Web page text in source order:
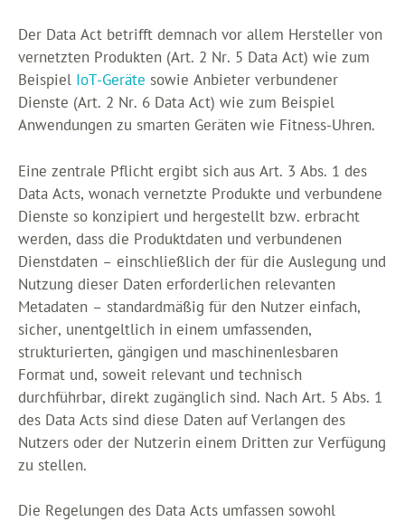
Der Data Act betrifft demnach vor allem Hersteller von
vernetzten Produkten (Art. 2 Nr. 5 Data Act) wie zum
Beispiel IoT-Geräte sowie Anbieter verbundener
Dienste (Art. 2 Nr. 6 Data Act) wie zum Beispiel
Anwendungen zu smarten Geräten wie Fitness-Uhren.
Eine zentrale Pflicht ergibt sich aus Art. 3 Abs. 1 des
Data Acts, wonach vernetzte Produkte und verbundene
Dienste so konzipiert und hergestellt bzw. erbracht
werden, dass die Produktdaten und verbundenen
Dienstdaten – einschließlich der für die Auslegung und
Nutzung dieser Daten erforderlichen relevanten
Metadaten – standardmäßig für den Nutzer einfach,
sicher, unentgeltlich in einem umfassenden,
strukturierten, gängigen und maschinenlesbaren
Format und, soweit relevant und technisch
durchführbar, direkt zugänglich sind. Nach Art. 5 Abs. 1
des Data Acts sind diese Daten auf Verlangen des
Nutzers oder der Nutzerin einem Dritten zur Verfügung
zu stellen.
Die Regelungen des Data Acts umfassen sowohl